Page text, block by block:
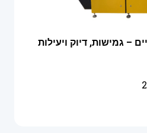
– גמישות, דיוק ויעילות